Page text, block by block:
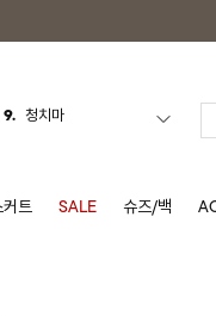
10. 바스락원피스
2.
커트 SALE 슈즈/백